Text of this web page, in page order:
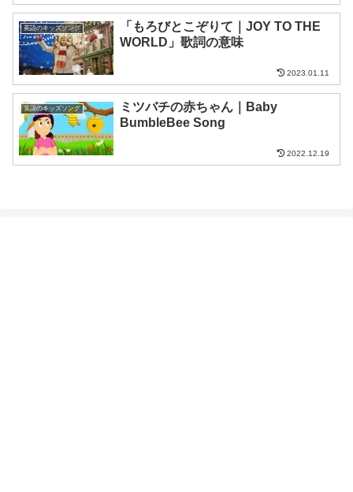
英語のキッズソング
「もろびとこぞりて｜JOY TO THE
WORLD」歌詞の意味
2023.01.11
英語のキッズソング
ミツバチの赤ちゃん｜Baby
BumbleBee Song
2022.12.19